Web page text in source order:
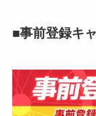
■事前登録キ